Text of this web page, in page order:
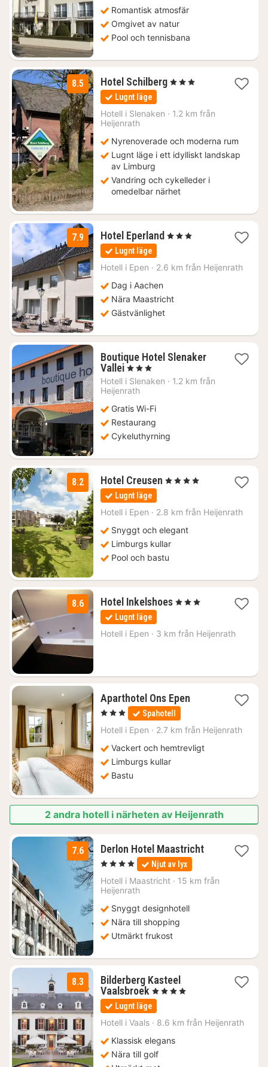
Romantisk atmosfär
Omgivet av natur
Pool och tennisbana
8.5 Hotel Schilberg1
1376
, 3 Stjärnor
Lugnt läge
Hotell i Slenaken · 1.2 km från
Heijenrath
Nyrenoverade och moderna rum
Lugnt läge i ett idylliskt landskap
av Limburg
Vandring och cykelleder i
omedelbar närhet
7.9 Hotel Eperland 1
1798
, 3 Stjärnor
Lugnt läge
Hotell i Epen · 2.6 km från Heijenrath
Dag i Aachen
Nära Maastricht
Gästvänlighet
Boutique Hotel Slenaker
Vallei1
natt
från
kr.
, 3 Stjärnor
Hotell i Slenaken · 1.2 km från
Heijenrath
Gratis Wi-Fi
Restaurang
Cykeluthyrning
8.2 Hotel Creusen 1
2094
, 4 Stjärnor
Lugnt läge
Hotell i Epen · 2.8 km från Heijenrath
Snyggt och elegant
Limburgs kullar
Pool och bastu
8.6 Hotel Inkelshoes2
1831
, 3 Stjärnor
Lugnt läge
Hotell i Epen · 3 km från Heijenrath
Aparthotel Ons Epen2
2297
, 3 Stjärnor Spahotell
Hotell i Epen · 2.7 km från Heijenrath
Vackert och hemtrevligt
Limburgs kullar
Bastu
2 andra hotell i närheten av Heijenrath
7.6 Derlon Hotel Maastricht1
1738
, 4 Stjärnor Njut av lyx
Hotell i Maastricht · 15 km från
Heijenrath
Snyggt designhotell
Nära till shopping
Utmärkt frukost
8.3
Bilderberg Kasteel
Vaalsbroek 1
natt
från
1225
, 4 Stjärnor
Lugnt läge
Hotell i Vaals · 8.6 km från Heijenrath
Klassisk elegans
Nära till golf